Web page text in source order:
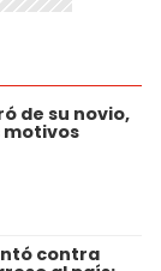
de su novio,
motivos
contra